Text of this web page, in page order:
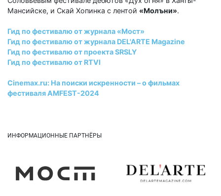
Мансийске, и Скай Хопинка с лентой «Молъни».
Гид по фестивалю от журнала «Мост»
Гид по фестивалю от журнала DEL'ARTE Magazine
Гид по фестивалю от проекта SRSLY
Гид по фестивалю от RTVI
Cinemax.ru: На поиски искренности – о фильмах
фестиваля AMFEST-2024
ИНФОРМАЦИОННЫЕ ПАРТНЁРЫ